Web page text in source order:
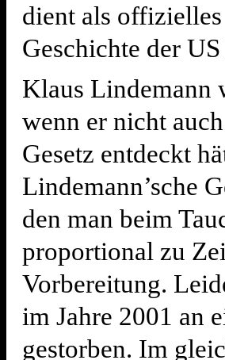
dient als
Geschichte der
Klaus Lindemann
wenn er nicht
Gesetz entdeckt
Lindemann’sche
den man beim
proportional zu
Vorbereitung.
im Jahre 2001 an
gestorben. Im